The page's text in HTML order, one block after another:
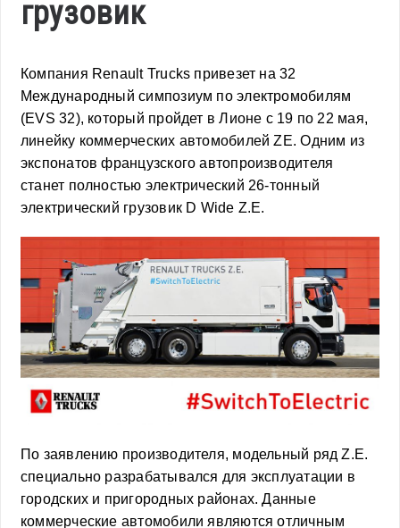
грузовик
Компания Renault Trucks привезет на 32
Международный симпозиум по электромобилям
(EVS 32), который пройдет в Лионе с 19 по 22 мая,
линейку коммерческих автомобилей ZE. Одним из
экспонатов французского автопроизводителя
станет полностью электрический 26-тонный
электрический грузовик D Wide Z.E.
По заявлению производителя, модельный ряд Z.E.
специально разрабатывался для эксплуатации в
городских и пригородных районах. Данные
коммерческие автомобили являются отличным